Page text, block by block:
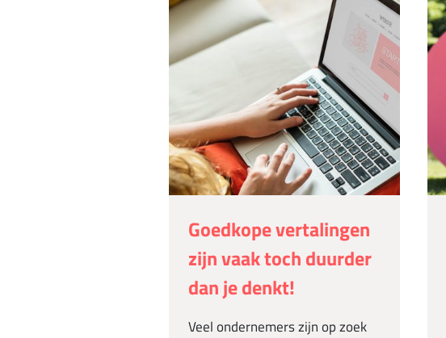
Goedkope vertalingen
zijn vaak toch duurder
dan je denkt!
Veel ondernemers zijn op zoek